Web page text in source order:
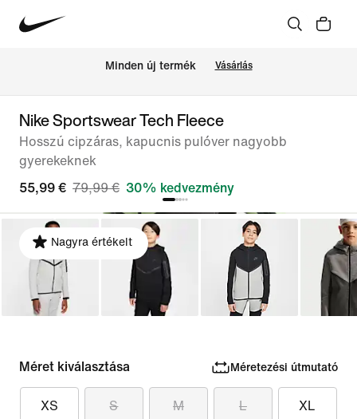
Minden új termék Vásárlás
Nike Sportswear Tech Fleece
Hosszú cipzáras, kapucnis pulóver nagyobb
gyerekeknek
55,99 € 79,99 € 30% kedvezmény
Nagyra értékelt
Méret kiválasztása Méretezési útmutató
XS S M L XL